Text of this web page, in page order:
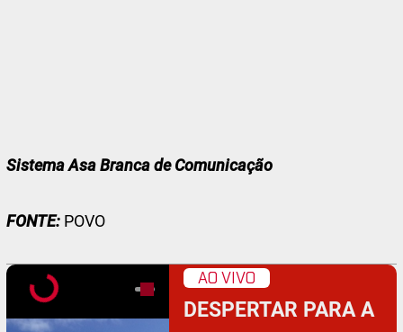
Sistema Asa Branca de Comunicação
FONTE: POVO
AO VIVO
DESPERTAR PARA A